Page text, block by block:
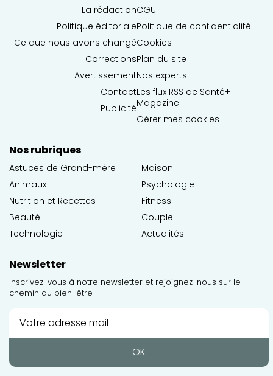
La rédaction
Politique éditoriale
Ce que nous avons changé
Corrections
Avertissement
Contact
Publicité
CGU
Politique de confidentialité
Cookies
Plan du site
Nos experts
Les flux RSS de Santé+
Magazine
Gérer mes cookies
Nos rubriques
Astuces de Grand-mère
Animaux
Nutrition et Recettes
Beauté
Technologie
Maison
Psychologie
Fitness
Couple
Actualités
Newsletter
Inscrivez-vous à notre newsletter et rejoignez-nous sur le
chemin du bien-être
OK